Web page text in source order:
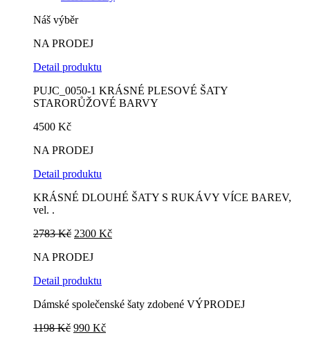
Náš výběr
NA PRODEJ
Detail produktu
PUJC_0050-1 KRÁSNÉ PLESOVÉ ŠATY
STARORŮŽOVÉ BARVY
4500 Kč
NA PRODEJ
Detail produktu
KRÁSNÉ DLOUHÉ ŠATY S RUKÁVY VÍCE BAREV,
vel. .
2783Kč Původní
byla:
2300 KčAktuální
NA PRODEJ
Detail produktu
Dámské společenské šaty zdobené VÝPRODEJ
1198Kč Původní
990 KčAktuální